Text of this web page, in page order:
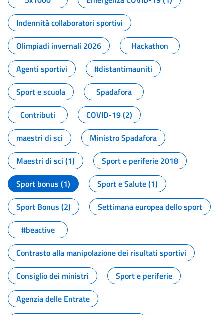
Indennità collaboratori sportivi
Olimpiadi invernali 2026
Hackathon
Agenti sportivi
#distantimauniti
Sport e scuola
Spadafora
Contributi
COVID-19 (2)
maestri di sci
Ministro Spadafora
Maestri di sci (1)
Sport e periferie 2018
Sport bonus (1)
Sport e Salute (1)
Sport Bonus (2)
Settimana europea dello sport
#beactive
Contrasto alla manipolazione dei risultati sportivi
Consiglio dei ministri
Sport e periferie
Agenzia delle Entrate